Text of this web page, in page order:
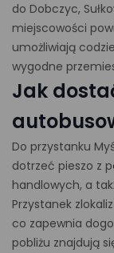
do Dobczyc,
miejscowości
umożliwiają
wygodne
Jak
Do przystanku
dotrzeć pieszo z
handlowych, a
Przystanek
co zapewnia
pobliżu znajdują